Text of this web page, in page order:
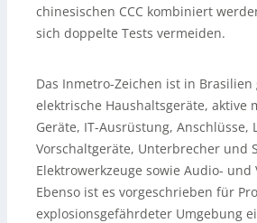
chinesischen CCC kombiniert
sich doppelte Tests vermeiden.
Das Inmetro-Zeichen ist in
elektrische Haushaltsgeräte, aktive
Geräte, IT-Ausrüstung, Anschlüsse,
Vorschaltgeräte, Unterbrecher und
Elektrowerkzeuge sowie Audio- und
Ebenso ist es vorgeschrieben für
explosionsgefährdeter Umgebung